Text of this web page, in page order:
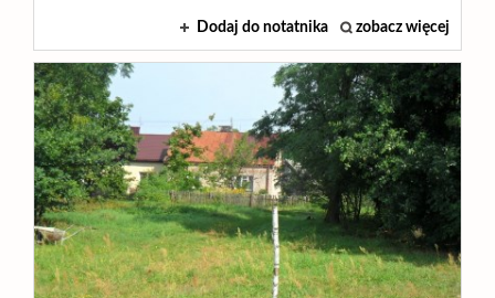
Dodaj do notatnika zobacz więcej